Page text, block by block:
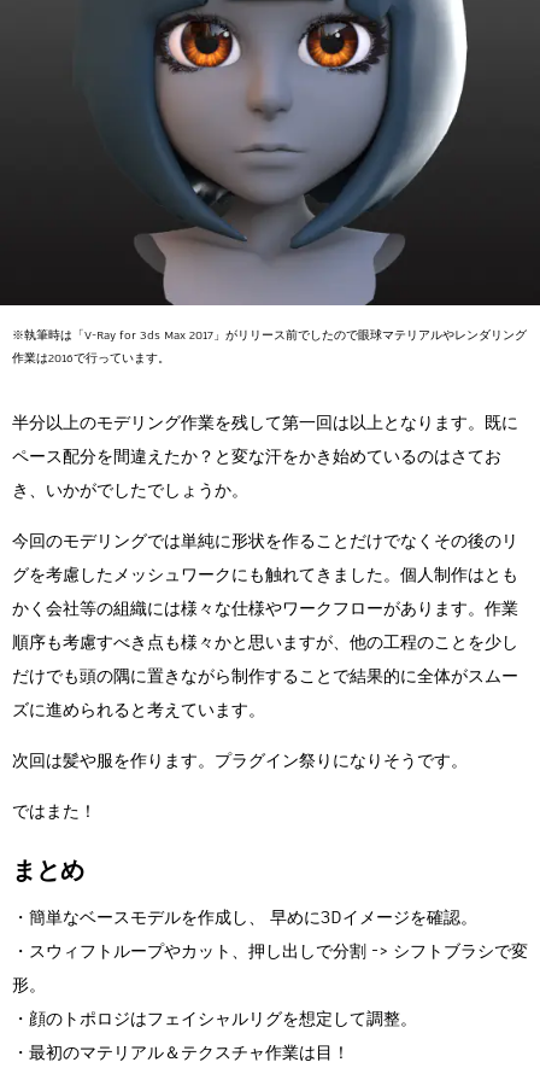
※執筆時は「V-Ray for 3ds Max 2017」がリリース前でしたので眼球マテリアルやレンダリング
作業は2016で行っています。
半分以上のモデリング作業を残して第一回は以上となります。既に
ペース配分を間違えたか？と変な汗をかき始めているのはさてお
き、いかがでしたでしょうか。
今回のモデリングでは単純に形状を作ることだけでなくその後のリ
グを考慮したメッシュワークにも触れてきました。個人制作はとも
かく会社等の組織には様々な仕様やワークフローがあります。作業
順序も考慮すべき点も様々かと思いますが、他の工程のことを少し
だけでも頭の隅に置きながら制作することで結果的に全体がスムー
ズに進められると考えています。
次回は髪や服を作ります。プラグイン祭りになりそうです。
ではまた！
まとめ
・簡単なベースモデルを作成し、 早めに3Dイメージを確認。
・スウィフトループやカット、押し出しで分割 -> シフトブラシで変
形。
・顔のトポロジはフェイシャルリグを想定して調整。
・最初のマテリアル＆テクスチャ作業は目！